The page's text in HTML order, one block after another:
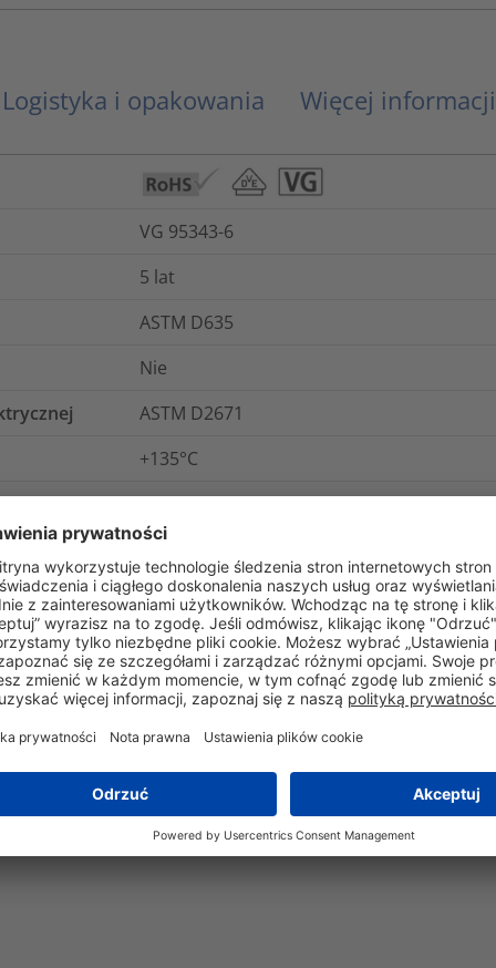
Logistyka i opakowania Więcej informacji
VG 95343-6
5 lat
ASTM D635
Nie
ASTM D2671
+135°C
5970-12-305-9877
VG 95343 T06 F 011 A
-75°C do +150°C
14kV/mm
15 MPA
Tak